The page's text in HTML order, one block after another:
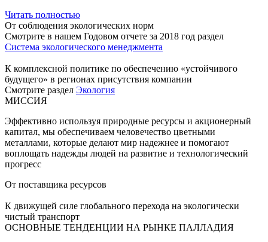
Читать полностью
От соблюдения экологических норм
Смотрите в нашем Годовом отчете за 2018 год раздел
Система экологического менеджмента
К комплексной политике по обеспечению «устойчивого
будущего» в регионах присутствия компании
Смотрите раздел Экология
МИССИЯ
Эффективно используя природные ресурсы и акционерный
капитал, мы обеспечиваем человечество цветными
металлами, которые делают мир надежнее и помогают
воплощать надежды людей на развитие и технологический
прогресс
От поставщика ресурсов
К движущей силе глобального перехода на экологически
чистый транспорт
ОСНОВНЫЕ ТЕНДЕНЦИИ НА РЫНКЕ ПАЛЛАДИЯ